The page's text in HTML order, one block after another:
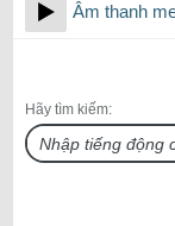
Âm thanh
Hãy tìm kiếm: